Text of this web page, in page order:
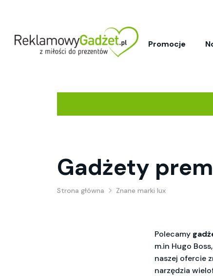
Promocje
Gadżety
Strona główna Znane marki lux
Polecamy
m.in Hugo
naszej ofercie
narzędzia